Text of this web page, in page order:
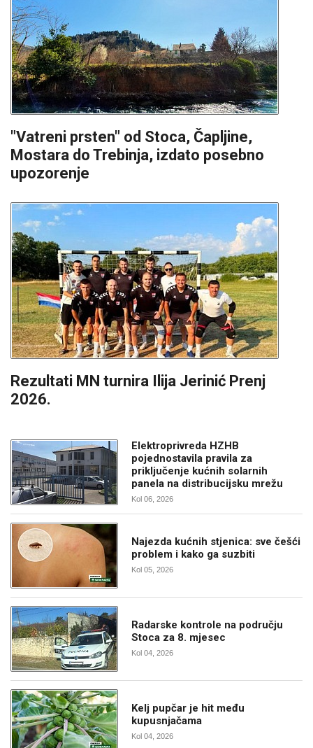
"Vatreni prsten" od Stoca, Čapljine,
Mostara do Trebinja, izdato posebno
upozorenje
Rezultati MN turnira Ilija Jerinić Prenj
2026.
Elektroprivreda HZHB
pojednostavila pravila za
priključenje kućnih solarnih
panela na distribucijsku mrežu
Kol 06, 2026
Najezda kućnih stjenica: sve češći
problem i kako ga suzbiti
Kol 05, 2026
Radarske kontrole na području
Stoca za 8. mjesec
Kol 04, 2026
Kelj pupčar je hit među
kupusnjačama
Kol 04, 2026